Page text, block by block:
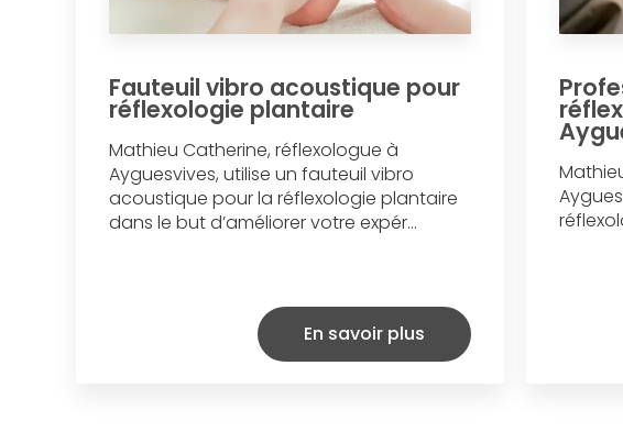
Fauteuil vibro acoustique pour
réflexologie plantaire
Mathieu Catherine, réflexologue à
Ayguesvives, utilise un fauteuil vibro
acoustique pour la réflexologie plantaire
dans le but d’améliorer votre expér...
En savoir plus